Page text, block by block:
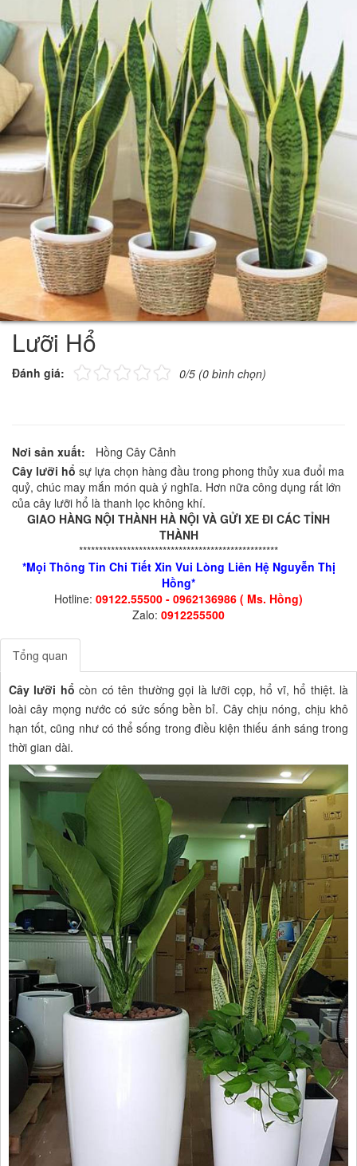
Lưỡi Hổ
Đánh giá: 0/5 (0 bình chọn)
Nơi sản xuất:
Hồng Cây Cảnh
Cây lưỡi hổ sự lựa chọn hàng đầu trong phong thủy xua đuổi ma
quỷ, chúc may mắn món quà ý nghĩa. Hơn nữa công dụng rất lớn
của cây lưỡi hổ là thanh lọc không khí.
GIAO HÀNG NỘI THÀNH HÀ NỘI VÀ GỬI XE ĐI CÁC TỈNH
THÀNH
**************************************************
*Mọi Thông Tin Chi Tiết Xin Vui Lòng Liên Hệ Nguyễn Thị
Hồng*
Hotline: 09122.55500 - 0962136986 ( Ms. Hồng)
Zalo: 0912255500
Tổng quan
Cây lưỡi hổ còn có tên thường gọi là lưỡi cọp, hổ vĩ, hổ thiệt. là
loài cây mọng nước có sức sống bền bỉ. Cây chịu nóng, chịu khô
hạn tốt, cũng như có thể sống trong điều kiện thiếu ánh sáng trong
thời gian dài.